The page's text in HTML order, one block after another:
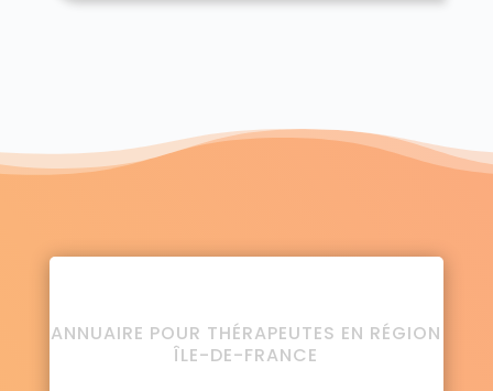
ANNUAIRE POUR THÉRAPEUTES EN RÉGION
ÎLE-DE-FRANCE